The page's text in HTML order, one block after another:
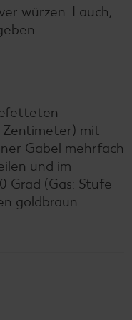
würzen. Lauch,
Zentimeter) mit
Gabel mehrfach
und im
Grad (Gas: Stufe
goldbraun